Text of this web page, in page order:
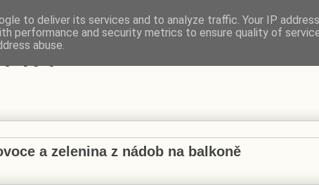
a zelenina z nádob na balkoně
to deliver its services and to analyze traffic. Your IP
performance and security metrics to ensure quality of
abuse.